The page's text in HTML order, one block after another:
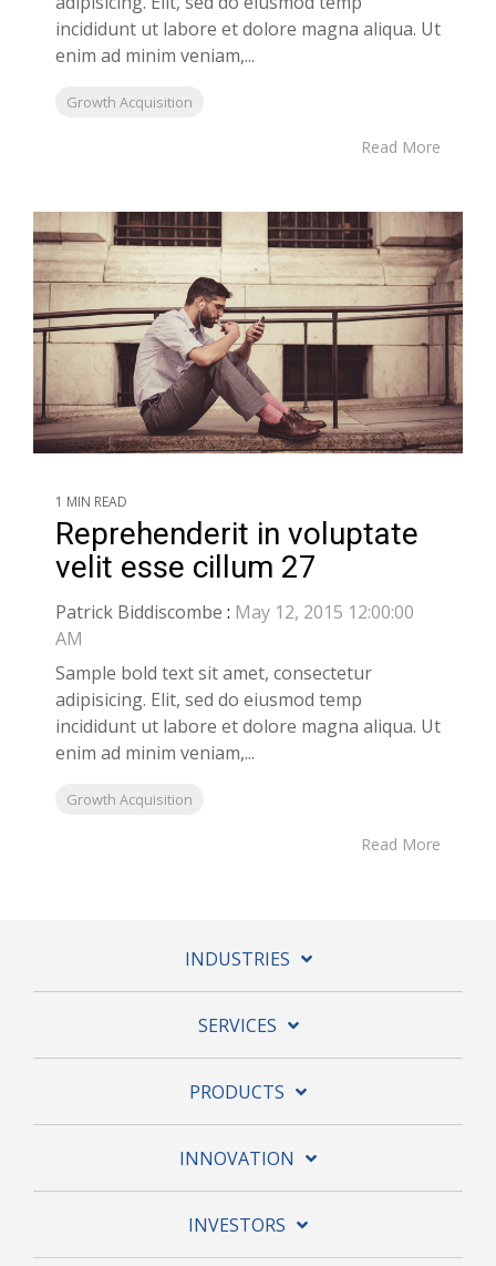
incididunt ut labore et dolore magna aliqua. Ut
enim ad minim veniam,...
Growth Acquisition
Read More
1 MIN READ
Reprehenderit in voluptate
velit esse cillum 27
Patrick Biddiscombe : May 12, 2015 12:00:00
AM
Sample bold text sit amet, consectetur
adipisicing. Elit, sed do eiusmod temp
incididunt ut labore et dolore magna aliqua. Ut
enim ad minim veniam,...
Growth Acquisition
Read More
INDUSTRIES
SERVICES
PRODUCTS
INNOVATION
INVESTORS